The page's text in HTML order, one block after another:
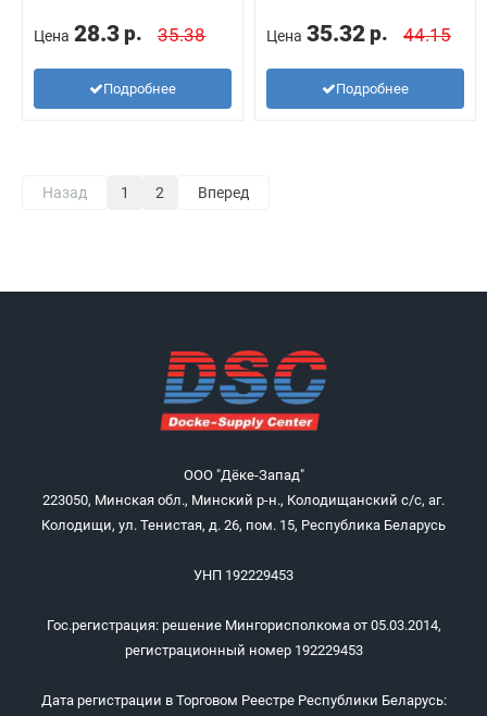
Цена 28.3 р. 35.38
Подробнее
Цена 35.32 р. 44.15
Подробнее
Назад 1 2 Вперед
ООО "Дёке-Запад"
223050, Минская обл., Минский р-н., Колодищанский с/с, аг.
Колодищи, ул. Тенистая, д. 26, пом. 15, Республика Беларусь
УНП 192229453
Гос.регистрация: решение Мингорисполкома от 05.03.2014,
регистрационный номер 192229453
Дата регистрации в Торговом Реестре Республики Беларусь: